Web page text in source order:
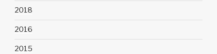
2018
2016
2015